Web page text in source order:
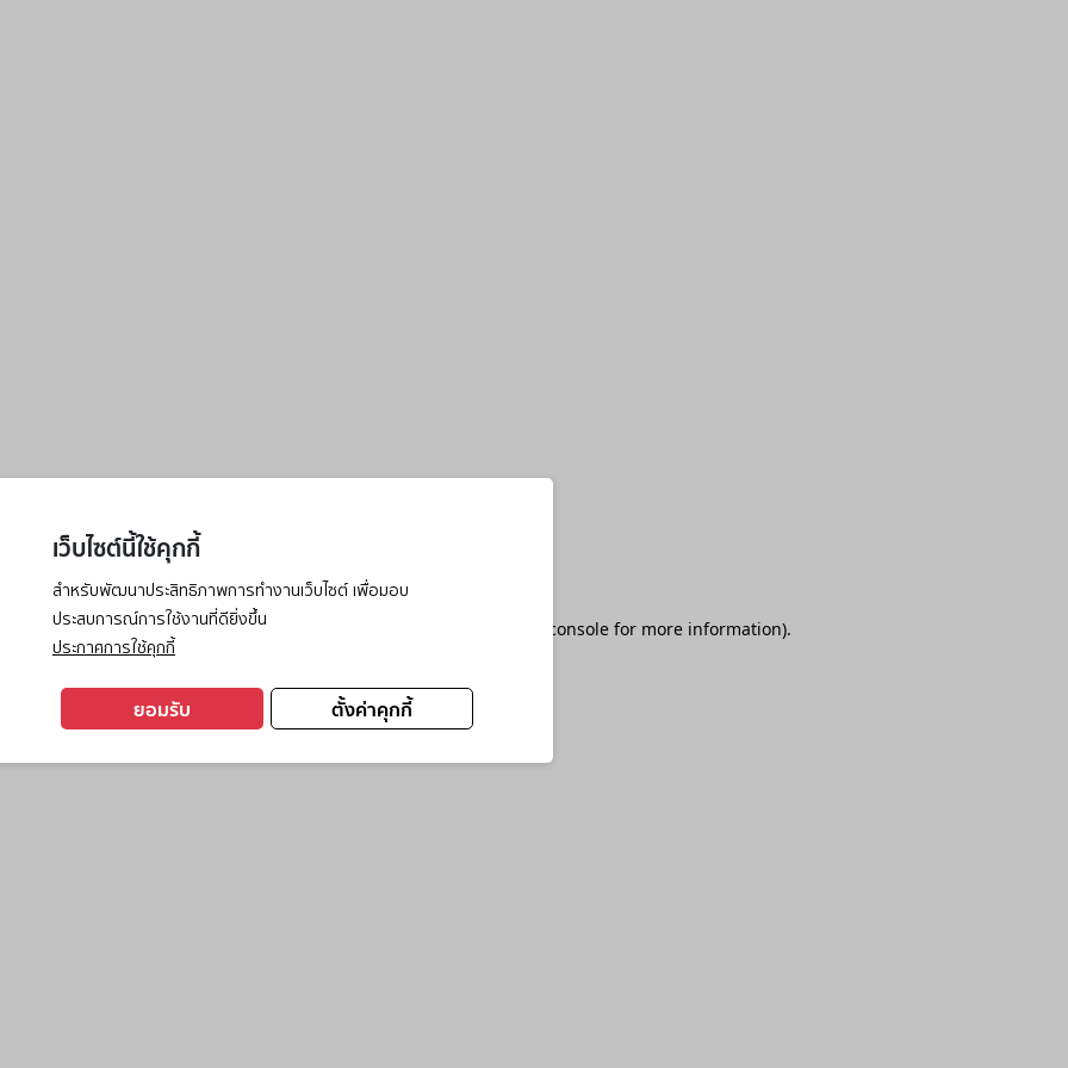
เว็บไซต์นี้ใช้คุกกี้
สำหรับพัฒนาประสิทธิภาพการทำงานเว็บไซต์ เพื่อมอบ
ประสบการณ์การใช้งานที่ดียิ่งขึ้น
ประกาศการใช้คุกกี้
ตั้งค่าคุกกี้
ยอมรับ
has occurred while loading browser console for more information).